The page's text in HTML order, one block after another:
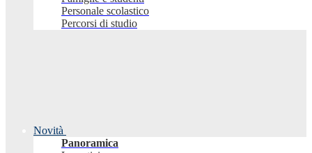
Personale scolastico
Percorsi di studio
Novità
Panoramica